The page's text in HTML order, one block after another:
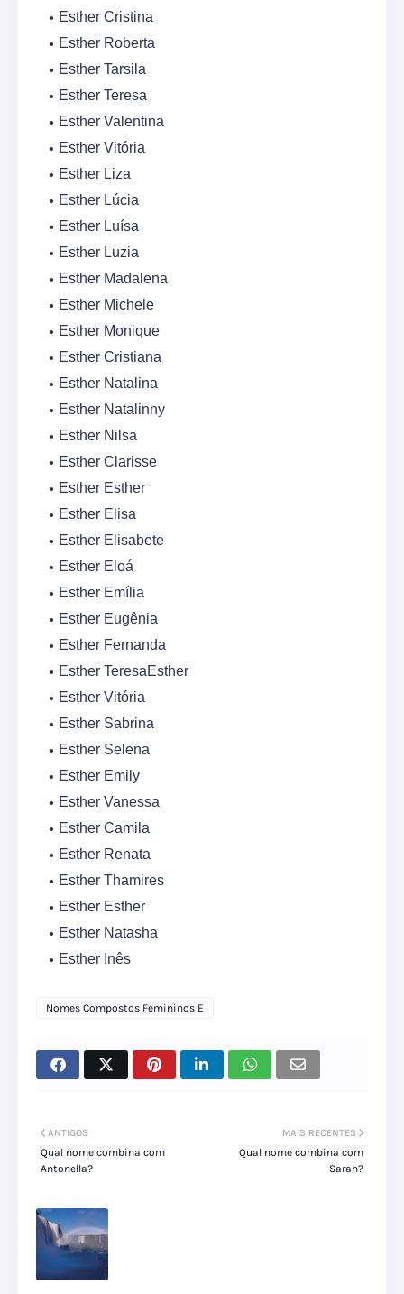
Esther Cristina
Esther Roberta
Esther Tarsila
Esther Teresa
Esther Valentina
Esther Vitória
Esther Liza
Esther Lúcia
Esther Luísa
Esther Luzia
Esther Madalena
Esther Michele
Esther Monique
Esther Cristiana
Esther Natalina
Esther Natalinny
Esther Nilsa
Esther Clarisse
Esther Esther
Esther Elisa
Esther Elisabete
Esther Eloá
Esther Emília
Esther Eugênia
Esther Fernanda
Esther TeresaEsther
Esther Vitória
Esther Sabrina
Esther Selena
Esther Emily
Esther Vanessa
Esther Camila
Esther Renata
Esther Thamires
Esther Esther
Esther Natasha
Esther Inês
Nomes Compostos Femininos E
MAIS RECENTES
Qual nome combina com
Sarah?
ANTIGOS
Qual nome combina com
Antonella?